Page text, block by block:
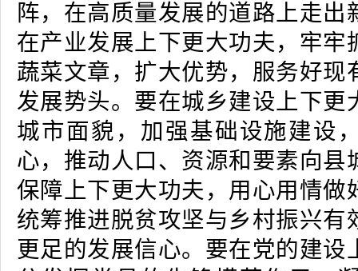
阵，在高质量发展的道路上走出
在产业发展上下更大功夫，牢牢
蔬菜文章，扩大优势，服务好现
发展势头。要在城乡建设上下更
城市面貌，加强基础设施建设
心，推动人口、资源和要素向县
保障上下更大功夫，用心用情做
统筹推进脱贫攻坚与乡村振兴有
更足的发展信心。要在党的建设